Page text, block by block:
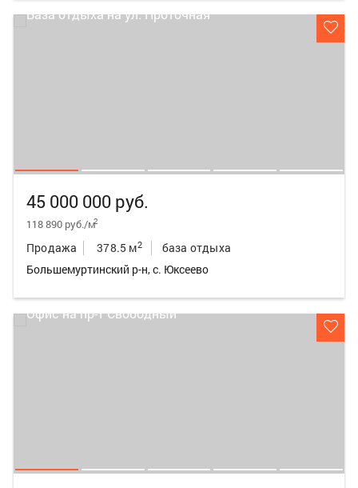
45 000 000 руб.
118 890 руб./м2
Продажа 378.5 м2
база отдыха
Большемуртинский р-н, с. Юксеево